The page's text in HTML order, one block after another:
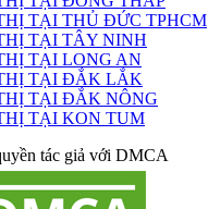
TẠI THỦ ĐỨC TPHCM
TẠI TÂY NINH
TẠI LONG AN
TẠI ĐẮK LẮK
TẠI ĐẮK NÔNG
TẠI KON TUM
tác giả với DMCA